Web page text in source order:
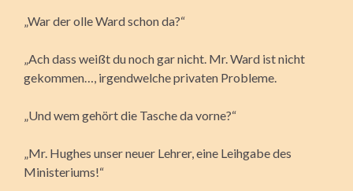
„War der olle Ward schon da?“
„Ach dass weißt du noch gar nicht. Mr. Ward ist nicht
gekommen…, irgendwelche privaten Probleme.
„Und wem gehört die Tasche da vorne?“
„Mr. Hughes unser neuer Lehrer, eine Leihgabe des
Ministeriums!“